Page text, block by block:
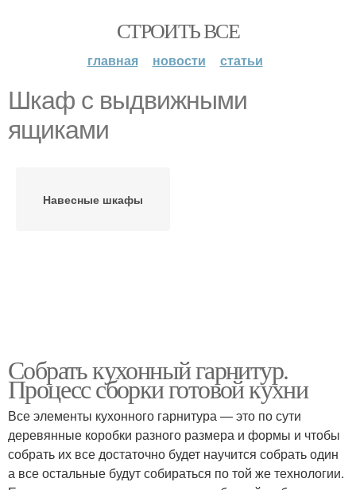
СТРОИТЬ ВСЕ
главная новости статьи
Шкаф с выдвижными
ящиками
Навесные шкафы
Собрать кухонный гарнитур.
Процесс сборки готовой кухни
Все элементы кухонного гарнитура — это по сути
деревянные коробки разного размера и формы и чтобы
собрать их все достаточно будет научится собрать один
а все остальные будут собираться по той же технологии.